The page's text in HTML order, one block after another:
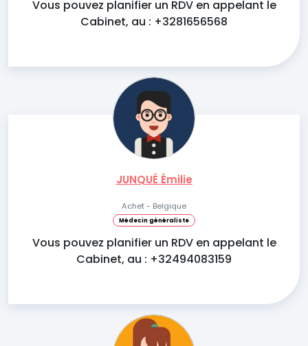
Vous pouvez planifier un RDV en appelant le
Cabinet, au : +3281656568
JUNQUÉ Émilie
Achet - Belgique
Médecin généraliste
Vous pouvez planifier un RDV en appelant le
Cabinet, au : +32494083159